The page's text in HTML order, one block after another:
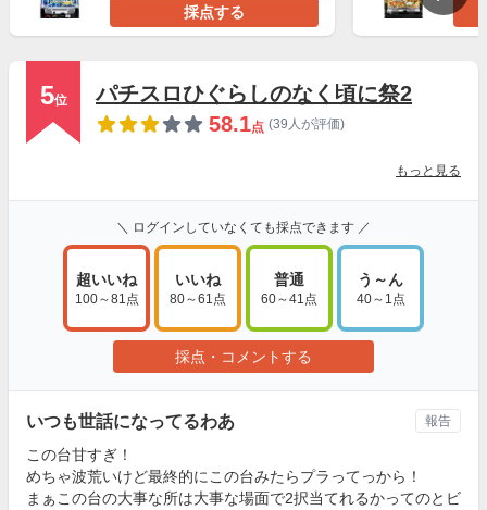
採点する
5位
パチスロひぐらしのなく頃に祭2
58.1点 (39人が評価)
もっと見る
＼ ログインしていなくても採点できます ／
超いいね
100～81点
いいね
80～61点
普通
60～41点
う～ん
40～1点
採点・コメントする
いつも世話になってるわあ
この台甘すぎ！
めちゃ波荒いけど最終的にこの台みたらプラってっから！
まぁこの台の大事な所は大事な場面で2択当てれるかってのとビ
報告